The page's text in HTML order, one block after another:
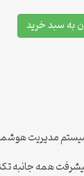
به سبد خرید
مديريت